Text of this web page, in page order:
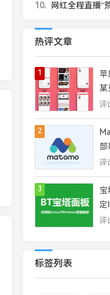
10
网红全程直播“
热评文章
1
苹
某
板
评
2
部
平
据
评
3
宝
定
种
评
标签列表